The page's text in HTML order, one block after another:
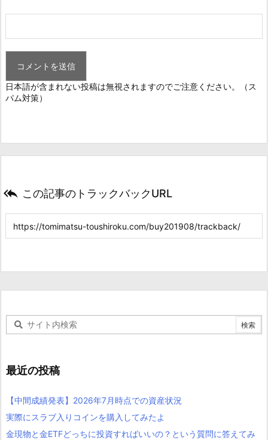
日本語が含まれない投稿は無視されますのでご注意ください。（ス
パム対策）
 この記事のトラックバックURL
最近の投稿
【中間成績発表】2026年7月時点での資産状況
実際にスラブ入りコインを購入してみたよ
金現物と金ETFどっちに投資すればいいの？という質問に答えてみ